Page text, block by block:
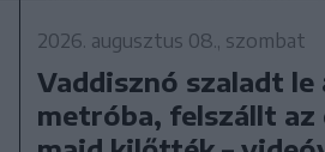
2026. augusztus 08., szombat
Vaddisznó szaladt le
metróba, felszállt az